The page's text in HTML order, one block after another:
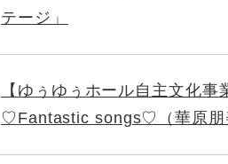
テージ」
【ゆぅゆぅホール自主文化
♡Fantastic songs♡（華原朋